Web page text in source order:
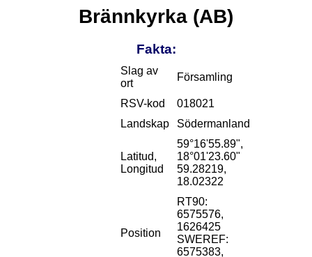
Brännkyrka (AB)
Fakta:
Slag av
ort
Församling
RSV-kod
018021
Landskap
Södermanland
Latitud,
Longitud
59°16'55.89",
18°01'23.60"
59.28219,
18.02322
Position
RT90:
6575576,
1626425
SWEREF:
6575383,